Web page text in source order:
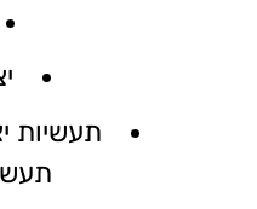
תעשיות